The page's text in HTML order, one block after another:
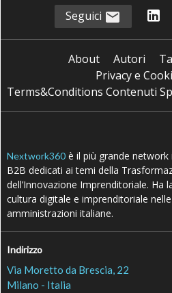
Seguici
About Autori
Privacy e
Terms&Conditions Contenuti
Nextwork360 è il più grande
B2B dedicati ai temi della
dell’Innovazione Imprenditoriale. Ha
cultura digitale e imprenditoriale
amministrazioni italiane.
Indirizzo
Via Moretto da Brescia, 22
Milano - Italia